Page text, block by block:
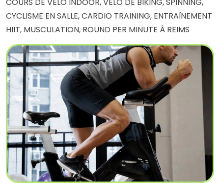
COURS DE VÉLO INDOOR, VÉLO DE BIKING, SPINNING,
CYCLISME EN SALLE, CARDIO TRAINING, ENTRAÎNEMENT
HIIT, MUSCULATION, ROUND PER MINUTE À REIMS